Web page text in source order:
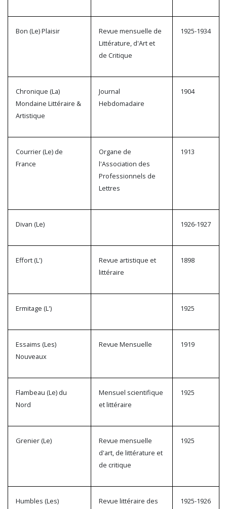
Bon (Le) Plaisir
Revue mensuelle de
Littérature, d'Art et
de Critique
1925-1934
Chronique (La)
Mondaine Littéraire &
Artistique
Journal
Hebdomadaire
1904
Courrier (Le) de
France
Organe de
l'Association des
Professionnels de
Lettres
1913
Divan (Le) 1926-1927
Effort (L')
Revue artistique et
littéraire
1898
Ermitage (L') 1925
Essaims (Les)
Nouveaux
Revue Mensuelle 1919
Flambeau (Le) du
Nord
Mensuel scientifique
et littéraire
1925
Grenier (Le)
Revue mensuelle
d'art, de littérature et
de critique
1925
Humbles (Les)
Revue littéraire des
1925-1926